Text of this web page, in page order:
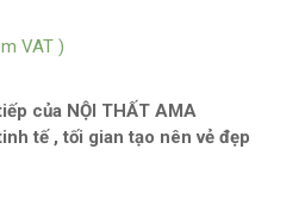
VAT )
của NỘI THẤT AMA
tế , tối gian tạo nên vẻ đẹp